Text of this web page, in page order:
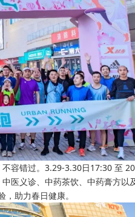
容错过。3.29-3.30日17:30 至
医义诊、中药茶饮、中药膏方以
助力春日健康。